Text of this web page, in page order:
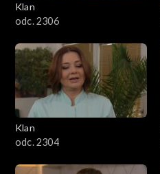
Klan
odc. 2306
Klan
odc. 2304